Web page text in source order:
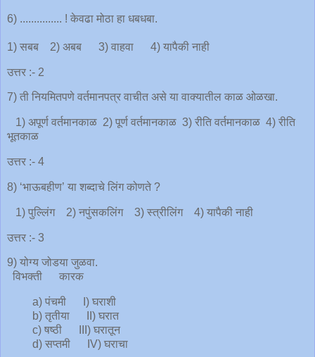
6) ............... ! केवढा मोठा हा धबधबा.
1) सबब 2) अबब 3) वाहवा 4) यापैकी नाही
उत्तर :- 2
7) ती नियमितपणे वर्तमानपत्र वाचीत असे या वाक्यातील काळ ओळखा.
1) अपूर्ण वर्तमानकाळ 2) पूर्ण वर्तमानकाळ 3) रीति वर्तमानकाळ 4) रीति
भूतकाळ
उत्तर :- 4
8) ‘भाऊबहीण’ या शब्दाचे लिंग कोणते ?
1) पुल्लिंग 2) नपुंसकलिंग 3) स्त्रीलिंग 4) यापैकी नाही
उत्तर :- 3
9) योग्य जोडया जुळवा.
विभक्ती कारक
a) पंचमी I) घराशी
b) तृतीया II) घरात
c) षष्ठी III) घरातून
d) सप्तमी IV) घराचा